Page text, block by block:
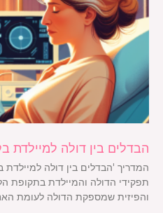
הבדלים בין דולה למיילדת
המדריך 'הבדלים בין דולה
תפקידי הדולה והמיילדת בתקופת
והפיזית שמספקת הדולה לעומת